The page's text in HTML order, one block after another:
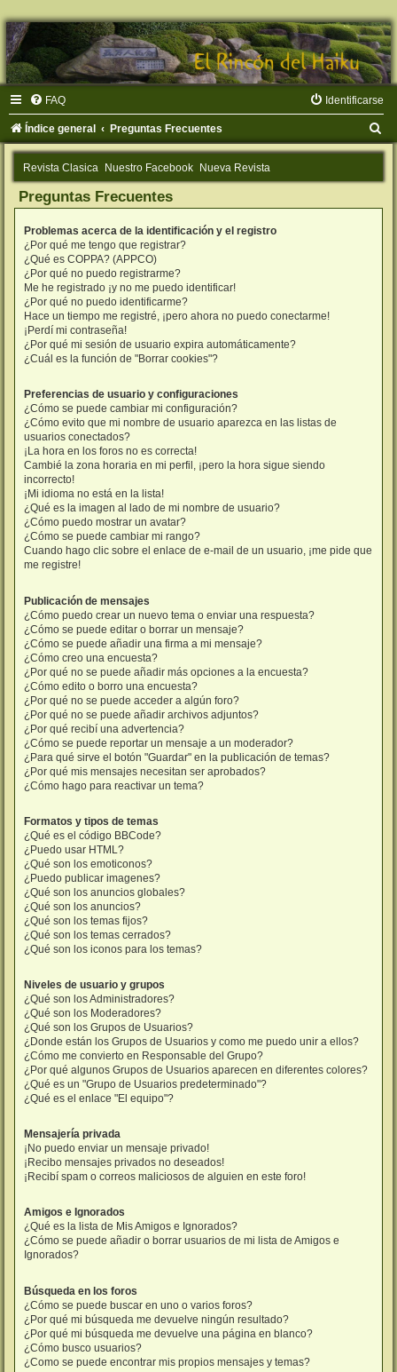
FAQ Identificarse
Índice general Preguntas Frecuentes
u
Revista Clasica Nuestro Facebook Nueva Revista
Preguntas Frecuentes
Problemas acerca de la identificación y el registro
¿Por qué me tengo que registrar?
¿Qué es COPPA? (APPCO)
¿Por qué no puedo registrarme?
Me he registrado ¡y no me puedo identificar!
¿Por qué no puedo identificarme?
Hace un tiempo me registré, ¡pero ahora no puedo conectarme!
¡Perdí mi contraseña!
¿Por qué mi sesión de usuario expira automáticamente?
¿Cuál es la función de "Borrar cookies"?
Preferencias de usuario y configuraciones
¿Cómo se puede cambiar mi configuración?
¿Cómo evito que mi nombre de usuario aparezca en las listas de
usuarios conectados?
¡La hora en los foros no es correcta!
Cambié la zona horaria en mi perfil, ¡pero la hora sigue siendo
incorrecto!
¡Mi idioma no está en la lista!
¿Qué es la imagen al lado de mi nombre de usuario?
¿Cómo puedo mostrar un avatar?
¿Cómo se puede cambiar mi rango?
Cuando hago clic sobre el enlace de e-mail de un usuario, ¡me pide que
me registre!
Publicación de mensajes
¿Cómo puedo crear un nuevo tema o enviar una respuesta?
¿Cómo se puede editar o borrar un mensaje?
¿Cómo se puede añadir una firma a mi mensaje?
¿Cómo creo una encuesta?
¿Por qué no se puede añadir más opciones a la encuesta?
¿Cómo edito o borro una encuesta?
¿Por qué no se puede acceder a algún foro?
¿Por qué no se puede añadir archivos adjuntos?
¿Por qué recibí una advertencia?
¿Cómo se puede reportar un mensaje a un moderador?
¿Para qué sirve el botón "Guardar" en la publicación de temas?
¿Por qué mis mensajes necesitan ser aprobados?
¿Cómo hago para reactivar un tema?
Formatos y tipos de temas
¿Qué es el código BBCode?
¿Puedo usar HTML?
¿Qué son los emoticonos?
¿Puedo publicar imagenes?
¿Qué son los anuncios globales?
¿Qué son los anuncios?
¿Qué son los temas fijos?
¿Qué son los temas cerrados?
¿Qué son los iconos para los temas?
Niveles de usuario y grupos
¿Qué son los Administradores?
¿Qué son los Moderadores?
¿Qué son los Grupos de Usuarios?
¿Donde están los Grupos de Usuarios y como me puedo unir a ellos?
¿Cómo me convierto en Responsable del Grupo?
¿Por qué algunos Grupos de Usuarios aparecen en diferentes colores?
¿Qué es un "Grupo de Usuarios predeterminado"?
¿Qué es el enlace "El equipo"?
Mensajería privada
¡No puedo enviar un mensaje privado!
¡Recibo mensajes privados no deseados!
¡Recibí spam o correos maliciosos de alguien en este foro!
Amigos e Ignorados
¿Qué es la lista de Mis Amigos e Ignorados?
¿Cómo se puede añadir o borrar usuarios de mi lista de Amigos e
Ignorados?
Búsqueda en los foros
¿Cómo se puede buscar en uno o varios foros?
¿Por qué mi búsqueda me devuelve ningún resultado?
¿Por qué mi búsqueda me devuelve una página en blanco?
¿Cómo busco usuarios?
¿Como se puede encontrar mis propios mensajes y temas?